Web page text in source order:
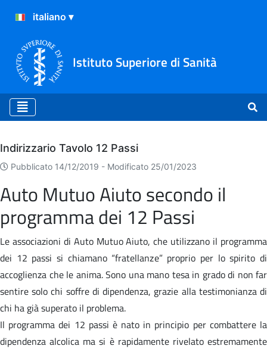
Istituto Superiore di Sanità
Archivio
Indirizzario Tavolo 12 Passi
Pubblicato 14/12/2019 - Modificato 25/01/2023
Auto Mutuo Aiuto secondo il
programma dei 12 Passi
Le associazioni di Auto Mutuo Aiuto, che utilizzano il programma
dei 12 passi si chiamano “fratellanze” proprio per lo spirito di
accoglienza che le anima. Sono una mano tesa in grado di non far
sentire solo chi soffre di dipendenza, grazie alla testimonianza di
chi ha già superato il problema.
Il programma dei 12 passi è nato in principio per combattere la
dipendenza alcolica ma si è rapidamente rivelato estremamente